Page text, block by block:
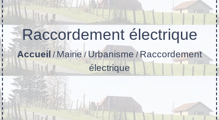
Raccordement électrique
Accueil /Mairie/Urbanisme /Raccordement
électrique